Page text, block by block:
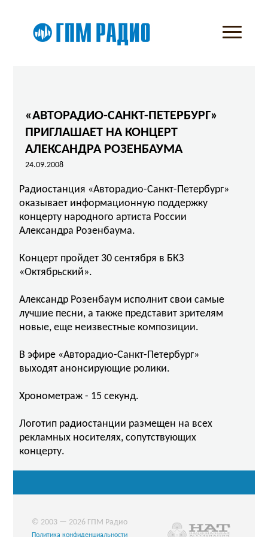
«АВТОРАДИО-САНКТ-ПЕТЕРБУРГ»
ПРИГЛАШАЕТ НА КОНЦЕРТ
АЛЕКСАНДРА РОЗЕНБАУМА
24.09.2008
Радиостанция «Авторадио-Санкт-Петербург»
оказывает информационную поддержку
концерту народного артиста России
Александра Розенбаума.
Концерт пройдет 30 сентября в БКЗ
«Октябрьский».
Александр Розенбаум исполнит свои самые
лучшие песни, а также представит зрителям
новые, еще неизвестные композиции.
В эфире «Авторадио-Санкт-Петербург»
выходят анонсирующие ролики.
Хронометраж - 15 секунд.
Логотип радиостанции размещен на всех
рекламных носителях, сопутствующих
концерту.
© 2003 — 2026 ГПМ Радио
Политика конфиденциальности